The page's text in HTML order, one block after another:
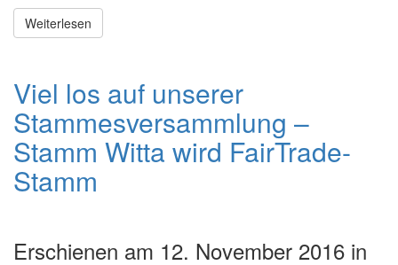
Weiterlesen
Viel los auf unserer
Stammesversammlung –
Stamm Witta wird FairTrade-
Stamm
Erschienen am 12. November 2016 in